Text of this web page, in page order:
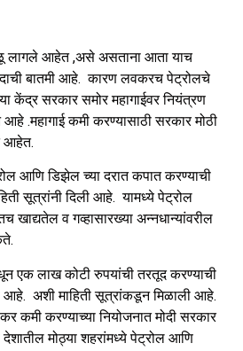
लागले आहेत ,असे असताना आता याच
बातमी आहे. कारण लवकरच पेट्रोलचे
केंद्र सरकार समोर महागाईवर नियंत्रण
आहे .महागाई कमी करण्यासाठी सरकार मोठी
आहेत.
आणि डिझेल च्या दरात कपात करण्याची
सूत्रांनी दिली आहे. यामध्ये पेट्रोल
खाद्यतेल व गव्हासारख्या अन्नधान्यांवरील
एक लाख कोटी रुपयांची तरतूद करण्याची
आहे. अशी माहिती सूत्रांकडून मिळाली आहे.
कमी करण्याच्या नियोजनात मोदी सरकार
मोठ्या शहरांमध्ये पेट्रोल आणि